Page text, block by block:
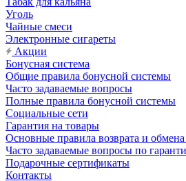
Уголь
Чайные смеси
Электронные сигареты
Акции
Бонусная система
Общие правила бонусной системы
Часто задаваемые вопросы
Полные правила бонусной системы
Социальные сети
Гарантия на товары
Основные правила возврата и обмена
Часто задаваемые вопросы по
Подарочные сертификаты
Контакты